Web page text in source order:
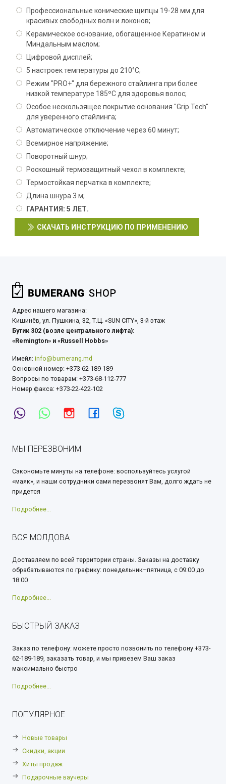
Профессиональные конические щипцы 19-28 мм для
красивых свободных волн и локонов;
Керамическое основание, обогащенное Кератином и
Миндальным маслом;
Цифровой дисплей;
5 настроек температуры до 210°C;
Режим "PRO+" для бережного стайлинга при более
низкой температуре 185ºC для здоровья волос;
Особое нескользящее покрытие основания "Grip Tech"
для уверенного стайлинга;
Автоматическое отключение через 60 минут;
Всемирное напряжение;
Поворотный шнур;
Роскошный термозащитный чехол в комплекте;
Термостойкая перчатка в комплекте;
Длина шнура 3 м;
ГАРАНТИЯ: 5 ЛЕТ.
СКАЧАТЬ ИНСТРУКЦИЮ ПО ПРИМЕНЕНИЮ
Адрес нашего магазина:
Кишинёв, ул. Пушкина, 32, Т.Ц. «SUN CITY», 3-й этаж
Бутик 302 (возле центрального лифта):
«Remington» и «Russell Hobbs»
Имейл: info@bumerang.md
Основной номер: +373-62-189-189
Вопросы по товарам: +373-68-112-777
Номер факса: +373-22-422-102
МЫ ПЕРЕЗВОНИМ
Сэкономьте минуты на телефоне: воспользуйтесь услугой
«маяк», и наши сотрудники сами перезвонят Вам, долго ждать не
придется
Подробнее...
ВСЯ МОЛДОВА
Доставляем по всей территории страны. Заказы на доставку
обрабатываются по графику: понедельник–пятница, с 09:00 до
18:00
Подробнее...
БЫСТРЫЙ ЗАКАЗ
Заказ по телефону: можете просто позвонить по телефону +373-
62-189-189, заказать товар, и мы привезем Ваш заказ
максимально быстро
Подробнее...
ПОПУЛЯРНОЕ
Новые товары
Скидки, акции
Хиты продаж
Подарочные ваучеры